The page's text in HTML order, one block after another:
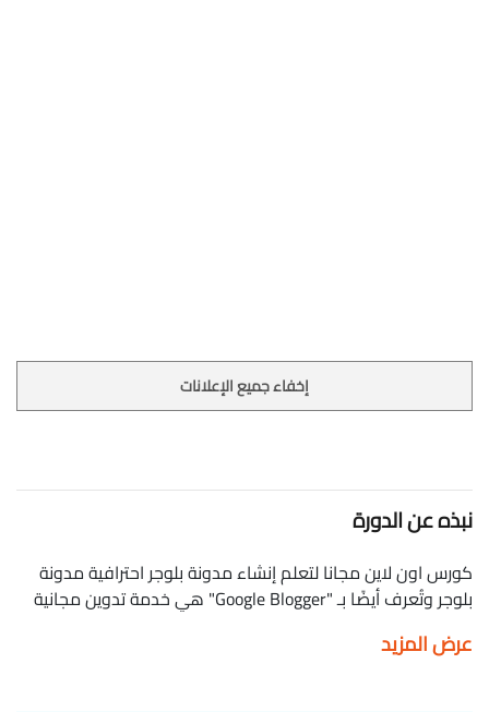
إخفاء جميع الإعلانات
نبذه عن الدورة
كورس اون لاين مجانا لتعلم إنشاء مدونة بلوجر احترافية مدونة
بلوجر وتُعرف أيضًا بـ "Google Blogger" هي خدمة تدوين مجانية
عرض المزيد